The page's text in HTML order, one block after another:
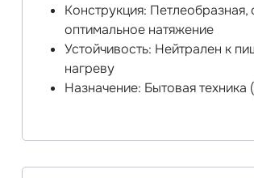
Конструкция: Петлеобразная,
оптимальное натяжение
Устойчивость: Нейтрален к
нагреву
Назначение: Бытовая техника